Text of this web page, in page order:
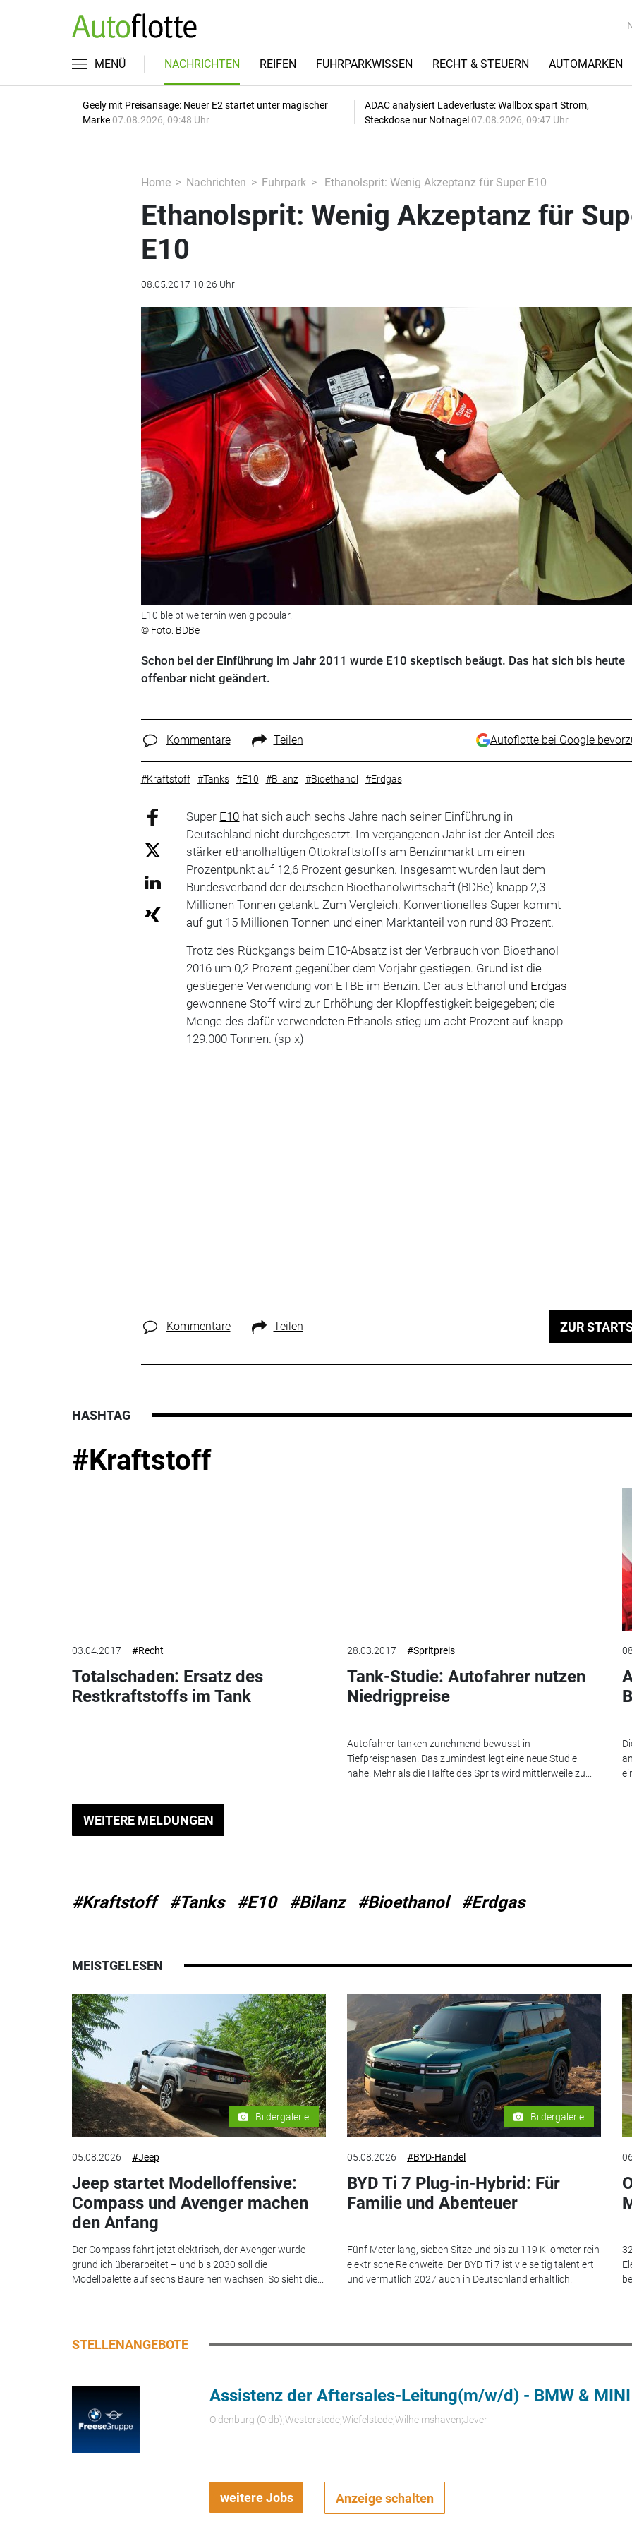
MENÜ NACHRICHTEN REIFEN FUHRPARKWISSEN RECHT & STEUERN AUTOMARKEN
Geely mit Preisansage: Neuer E2 startet unter magischer
Marke 07.08.2026, 09:48 Uhr
ADAC analysiert Ladeverluste: Wallbox spart Strom,
Steckdose nur Notnagel 07.08.2026, 09:47 Uhr
Home Nachrichten Fuhrpark Ethanolsprit: Wenig Akzeptanz für Super E10
Ethanolsprit: Wenig Akzeptanz für
E10
08.05.2017 10:26 Uhr
E10 bleibt weiterhin wenig populär.
© Foto: BDBe
Schon bei der Einführung im Jahr 2011 wurde E10 skeptisch beäugt. Das hat sich bis heute
offenbar nicht geändert.
Kommentare Teilen Autoflotte bei Google
#Kraftstoff #Tanks #E10 #Bilanz #Bioethanol #Erdgas
Super E10 hat sich auch sechs Jahre nach seiner Einführung in
Deutschland nicht durchgesetzt. Im vergangenen Jahr ist der Anteil des
stärker ethanolhaltigen Ottokraftstoffs am Benzinmarkt um einen
Prozentpunkt auf 12,6 Prozent gesunken. Insgesamt wurden laut dem
Bundesverband der deutschen Bioethanolwirtschaft (BDBe) knapp 2,3
Millionen Tonnen getankt. Zum Vergleich: Konventionelles Super kommt
auf gut 15 Millionen Tonnen und einen Marktanteil von rund 83 Prozent.
Trotz des Rückgangs beim E10-Absatz ist der Verbrauch von Bioethanol
2016 um 0,2 Prozent gegenüber dem Vorjahr gestiegen. Grund ist die
gestiegene Verwendung von ETBE im Benzin. Der aus Ethanol und Erdgas
gewonnene Stoff wird zur Erhöhung der Klopffestigkeit beigegeben; die
Menge des dafür verwendeten Ethanols stieg um acht Prozent auf knapp
129.000 Tonnen. (sp-x)
Kommentare Teilen ZUR
HASHTAG
#Kraftstoff
03.04.2017 #Recht
Totalschaden: Ersatz des
Restkraftstoffs im Tank
28.03.2017 #Spritpreis
Tank-Studie: Autofahrer nutzen
Niedrigpreise
Autofahrer tanken zunehmend bewusst in
Tiefpreisphasen. Das zumindest legt eine neue Studie
nahe. Mehr als die Hälfte des Sprits wird mittlerweile zu...
WEITERE MELDUNGEN
#Kraftstoff #Tanks #E10 #Bilanz #Bioethanol #Erdgas
MEISTGELESEN
Bildergalerie
05.08.2026 #Jeep
Jeep startet Modelloffensive:
Compass und Avenger machen
den Anfang
Der Compass fährt jetzt elektrisch, der Avenger wurde
gründlich überarbeitet – und bis 2030 soll die
Modellpalette auf sechs Baureihen wachsen. So sieht die...
Bildergalerie
05.08.2026 #BYD-Handel
BYD Ti 7 Plug-in-Hybrid: Für
Familie und Abenteuer
Fünf Meter lang, sieben Sitze und bis zu 119 Kilometer rein
elektrische Reichweite: Der BYD Ti 7 ist vielseitig talentiert
und vermutlich 2027 auch in Deutschland erhältlich.
STELLENANGEBOTE
Assistenz der Aftersales-Leitung(m/w/d) - BMW & MINI
Oldenburg (Oldb);Westerstede;Wiefelstede;Wilhelmshaven;Jever
weitere Jobs Anzeige schalten